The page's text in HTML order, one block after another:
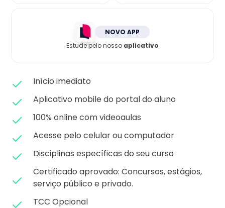
NOVO APP
Estude pelo nosso aplicativo
Início imediato
Aplicativo mobile do portal do aluno
100% online com videoaulas
Acesse pelo celular ou computador
Disciplinas específicas do seu curso
Certificado aprovado: Concursos, estágios,
serviço público e privado.
TCC Opcional